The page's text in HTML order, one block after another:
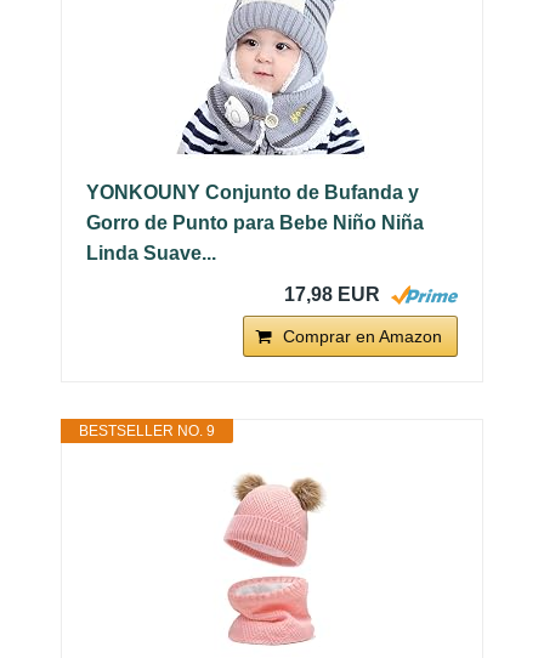
YONKOUNY Conjunto de Bufanda y
Gorro de Punto para Bebe Niño Niña
Linda Suave...
17,98 EUR
Comprar en Amazon
BESTSELLER NO. 9